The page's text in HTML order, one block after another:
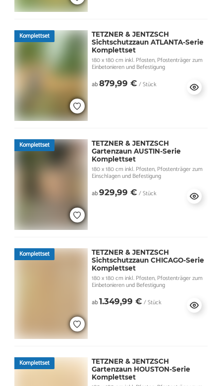
Komplettset
TETZNER & JENTZSCH
Sichtschutzzaun ATLANTA-Serie
Komplettset
180 x 180 cm inkl. Pfosten, Pfostenträger zum
Einbetonieren und Befestigung
ab879,99 € / Stück
Komplettset
TETZNER & JENTZSCH
Gartenzaun AUSTIN-Serie
Komplettset
180 x 180 cm inkl. Pfosten, Pfostenträger zum
Einschlagen und Befestigung
ab929,99 € / Stück
Komplettset
TETZNER & JENTZSCH
Sichtschutzzaun CHICAGO-Serie
Komplettset
180 x 180 cm inkl. Pfosten, Pfostenträger zum
Einbetonieren und Befestigung
ab1.349,99 € / Stück
Komplettset
TETZNER & JENTZSCH
Gartenzaun HOUSTON-Serie
Komplettset